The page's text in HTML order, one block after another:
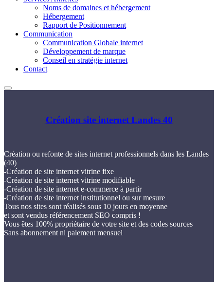
Noms de domaines et hébergement
Hébergement
Rapport de Positionnement
Communication
Communication Globale internet
Développement de marque
Conseil en stratégie internet
Contact
Création site internet Landes 40
Création ou refonte de sites internet professionnels dans les Landes
(40)
-Création de site internet vitrine fixe
-Création de site internet vitrine modifiable
-Création de site internet e-commerce à partir
-Création de site internet institutionnel ou sur mesure
Tous nos sites sont réalisés sous 10 jours en moyenne
et sont vendus référencement SEO compris !
Vous êtes 100% propriétaire de votre site et des codes sources
Sans abonnement ni paiement mensuel